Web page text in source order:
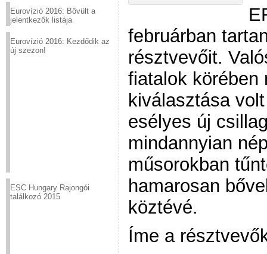
Eurovízió 2016: Bővült a
jelentkezők listája
Eurovízió 2016: Kezdődik az
új szezon!
ESC Hungary Rajongói
találkozó 2015
februárban
résztvevőit.
fiatalok körében
kiválasztása
esélyes új
mindannyian
műsorokban
hamarosan
köztévé.
Íme a